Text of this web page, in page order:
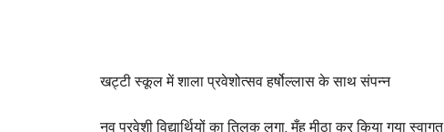
खट्टी स्कूल में शाला प्रवेशोत्सव हर्षोल्लास के साथ संपन्न
नव प्रवेशी विद्यार्थियों का तिलक लगा, मुँह मीठा कर किया गया स्वागत